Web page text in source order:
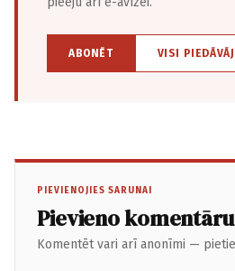
ABONĒT VISI
PIEVIENOJIES SARUNAI
Pievieno komentāru
Komentēt vari arī anonīmi —